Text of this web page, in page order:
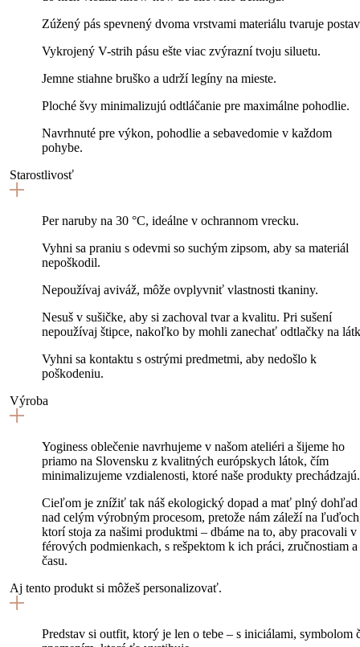
Zúžený pás spevnený dvoma vrstvami materiálu tvaruje
Vykrojený V-strih pásu ešte viac zvýrazní tvoju siluetu.
Jemne stiahne bruško a udrží legíny na mieste.
Ploché švy minimalizujú odtláčanie pre maximálne pohodlie.
Navrhnuté pre výkon, pohodlie a sebavedomie v každom
pohybe.
Starostlivosť
Per naruby na 30 °C, ideálne v ochrannom vrecku.
Vyhni sa praniu s odevmi so suchým zipsom, aby sa materiál
nepoškodil.
Nepoužívaj aviváž, môže ovplyvniť vlastnosti tkaniny.
Nesuš v sušičke, aby si zachoval tvar a kvalitu. Pri sušení
nepoužívaj štipce, nakoľko by mohli zanechať odtlačky na
Vyhni sa kontaktu s ostrými predmetmi, aby nedošlo k
poškodeniu.
Výroba
Yoginess oblečenie navrhujeme v našom ateliéri a šijeme ho
priamo na Slovensku z kvalitných európskych látok, čím
minimalizujeme vzdialenosti, ktoré naše produkty prechádzajú.
Cieľom je znížiť tak náš ekologický dopad a mať plný dohľad
nad celým výrobným procesom, pretože nám záleží na
ktorí stoja za našimi produktmi – dbáme na to, aby pracovali v
férových podmienkach, s rešpektom k ich práci, zručnostiam a
času.
Aj tento produkt si môžeš personalizovať.
Predstav si outfit, ktorý je len o tebe – s iniciálami, symbolom